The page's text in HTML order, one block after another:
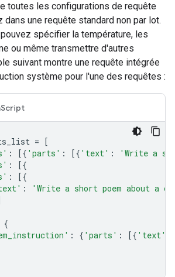
toutes les configurations de requête
une requête standard non par lot.
spécifier la température, les
ou même transmettre d'autres
suivant montre une requête intégrée
système pour l'une des requêtes :
= [
: [{ 'parts' : [{ 'text' :
'Write a
:
[{
:
[{
:
'Write a short poem about a
{
: { 'parts' : [{ 'text'